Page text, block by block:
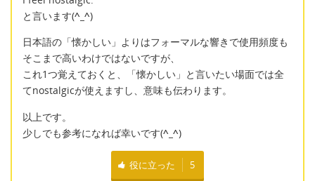
と言います(^_^)
日本語の「懐かしい」よりはフォーマルな響きで使用頻度も
そこまで高いわけではないですが、
これ1つ覚えておくと、「懐かしい」と言いたい場面では全
てnostalgicが使えますし、意味も伝わります。
以上です。
少しでも参考になれば幸いです(^_^)
役に立った 5